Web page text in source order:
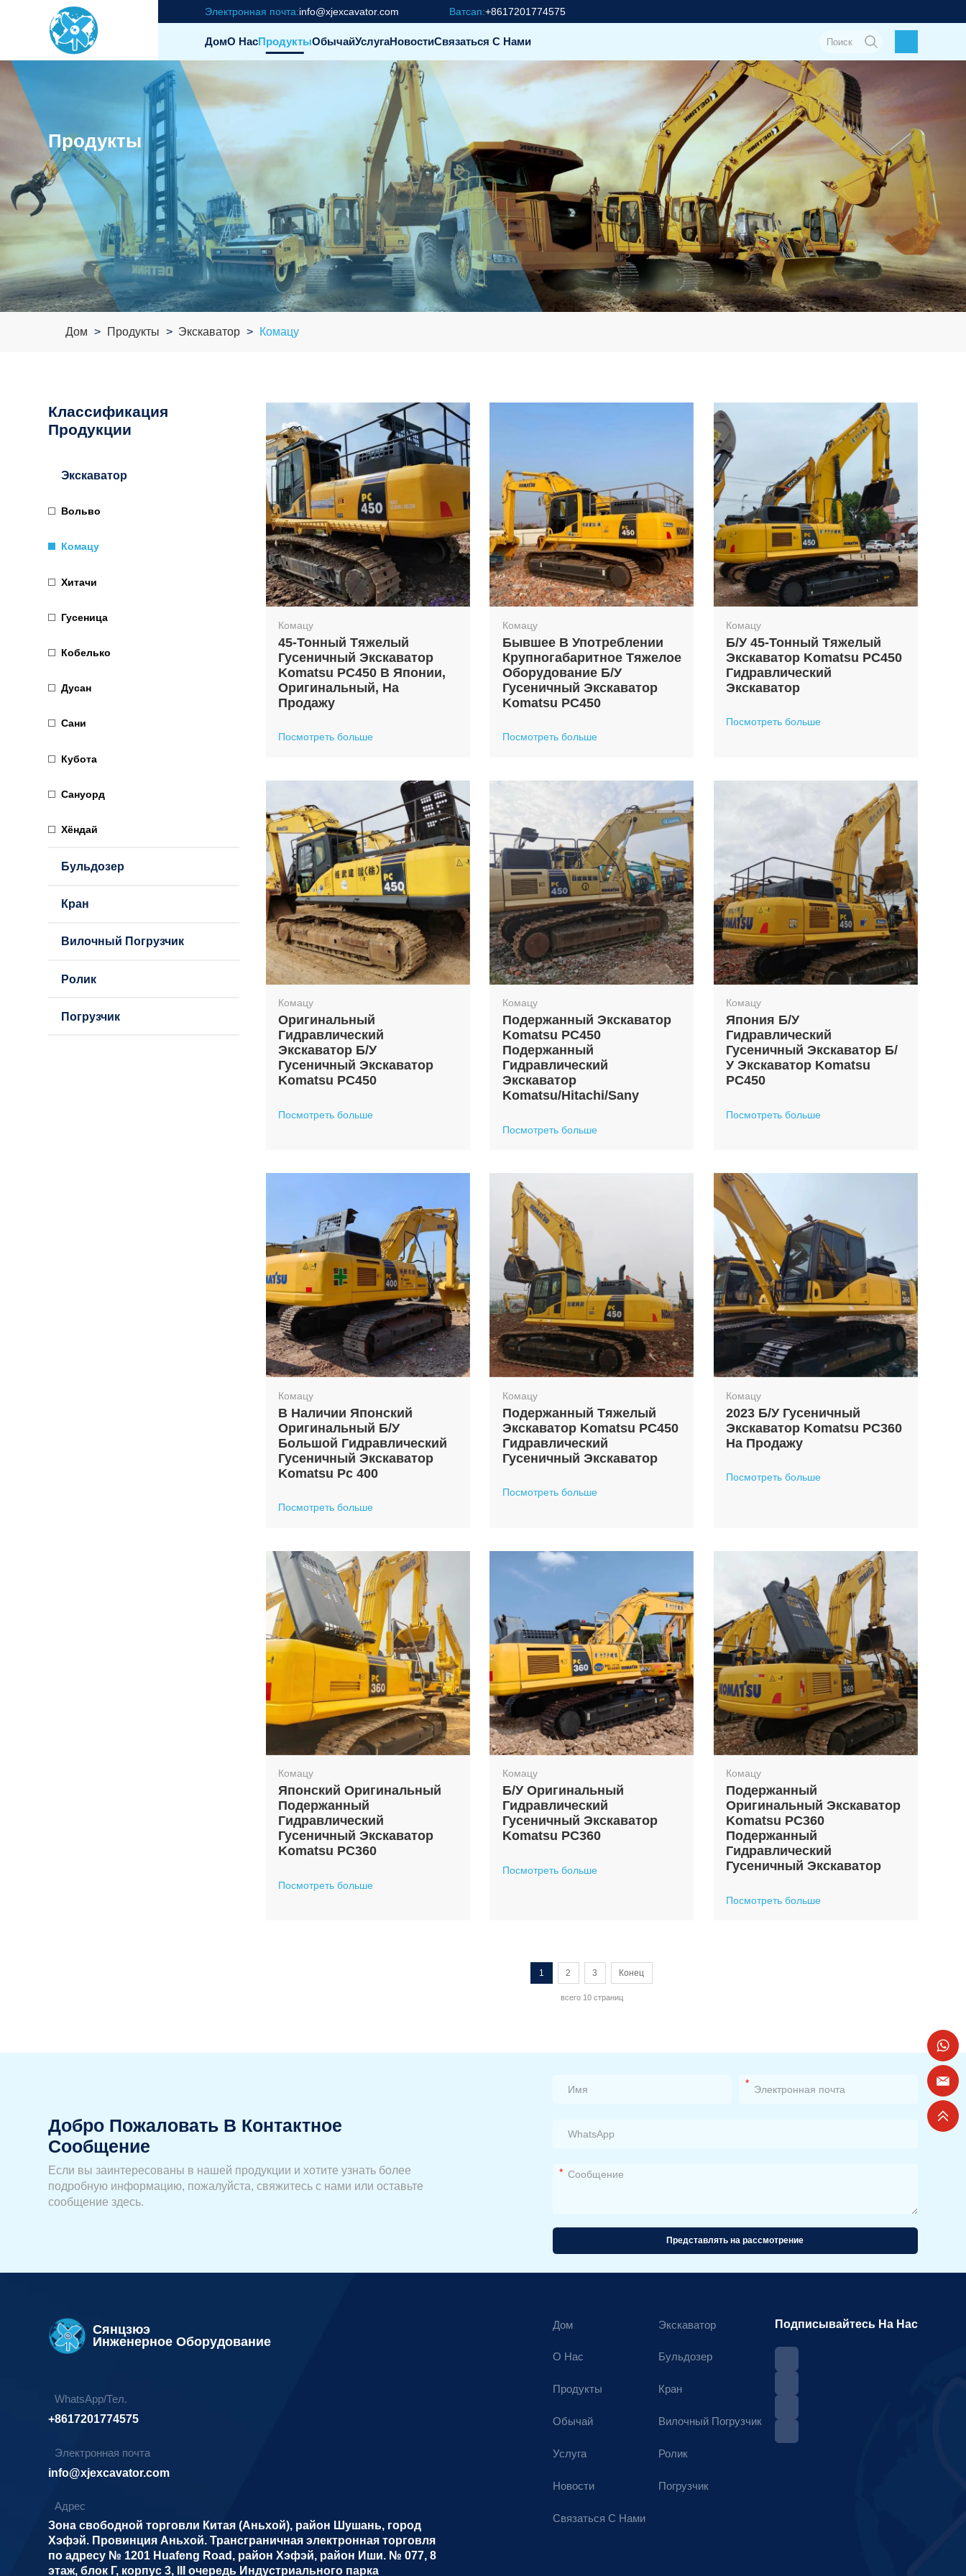
Электронная почта:info@xjexcavator.com Ватсап:+8617201774575
ДомО НасПродуктыОбычайУслугаНовостиСвязаться С Нами
Продукты
Дом Продукты Экскаватор Комацу
Классификация
Продукции
Экскаватор
Вольво
Комацу
Хитачи
Гусеница
Кобелько
Дусан
Сани
Кубота
Сануорд
Хёндай
Бульдозер
Кран
Вилочный Погрузчик
Ролик
Погрузчик
Комацу
45-Тонный Тяжелый
Гусеничный Экскаватор
Komatsu PC450 В Японии,
Оригинальный, На
Продажу
Посмотреть больше
Комацу
Бывшее В Употреблении
Крупногабаритное Тяжелое
Оборудование Б/у
Гусеничный Экскаватор
Komatsu PC450
Посмотреть больше
Комацу
Б/у 45-Тонный Тяжелый
Экскаватор Komatsu PC450
Гидравлический
Экскаватор
Посмотреть больше
Комацу
Оригинальный
Гидравлический
Экскаватор Б/у
Гусеничный Экскаватор
Komatsu PC450
Посмотреть больше
Комацу
Подержанный Экскаватор
Komatsu PC450
Подержанный
Гидравлический
Экскаватор
Komatsu/hitachi/sany
Посмотреть больше
Комацу
Япония Б/у
Гидравлический
Гусеничный Экскаватор Б/
У Экскаватор Komatsu
PC450
Посмотреть больше
Комацу
В Наличии Японский
Оригинальный Б/у
Большой Гидравлический
Гусеничный Экскаватор
Komatsu Pc 400
Посмотреть больше
Комацу
Подержанный Тяжелый
Экскаватор Komatsu PC450
Гидравлический
Гусеничный Экскаватор
Посмотреть больше
Комацу
2023 Б/у Гусеничный
Экскаватор Komatsu PC360
На Продажу
Посмотреть больше
Комацу
Японский Оригинальный
Подержанный
Гидравлический
Гусеничный Экскаватор
Komatsu PC360
Посмотреть больше
Комацу
Б/у Оригинальный
Гидравлический
Гусеничный Экскаватор
Komatsu PC360
Посмотреть больше
Комацу
Подержанный
Оригинальный Экскаватор
Komatsu PC360
Подержанный
Гидравлический
Гусеничный Экскаватор
Посмотреть больше
1 2 3 Конец
всего 10 страниц
Добро Пожаловать В Контактное
Сообщение
Если вы заинтересованы в нашей продукции и хотите узнать более
подробную информацию, пожалуйста, свяжитесь с нами или оставьте
сообщение здесь.
*
*
Представлять на рассмотрение
вариант:
Сянцзюэ
Инженерное Оборудование
WhatsApp/Тел.
+8617201774575
Электронная почта
info@xjexcavator.com
Адрес
Зона свободной торговли Китая (Аньхой), район Шушань, город
Хэфэй. Провинция Аньхой. Трансграничная электронная торговля
по адресу № 1201 Huafeng Road, район Хэфэй, район Иши. № 077, 8
этаж, блок Г, корпус 3, III очередь Индустриального парка
Дом
О Нас
Продукты
Обычай
Услуга
Новости
Связаться С Нами
Экскаватор
Бульдозер
Кран
Вилочный Погрузчик
Ролик
Погрузчик
Подписывайтесь На Нас